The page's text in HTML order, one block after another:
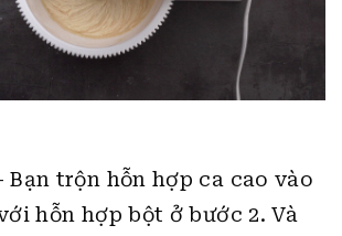
Bạn trộn hỗn hợp ca cao vào
hỗn hợp bột ở bước 2. Và